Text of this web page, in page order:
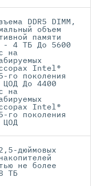
DDR5 DIMM,
объем
памяти
- 4 ТБ До 5600
на
Intel®
го поколения
До 4400
на
Intel®
го поколения
дюймовых
не более
ТБ